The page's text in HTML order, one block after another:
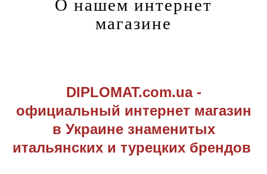
О нашем интернет
магазине
DIPLOMAT.com.ua -
официальный интернет магазин
в Украине знаменитых
итальянских и турецких брендов